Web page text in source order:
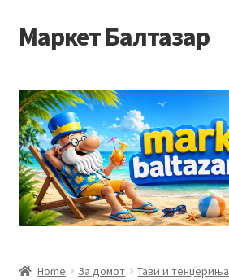
Skip
to
Skip
to
Маркет Балтазар
Checkout
Homepage
Privacy Policy
Home За домот Тави и тенџериња